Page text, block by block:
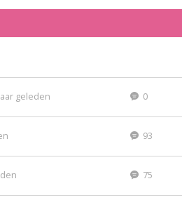
geleden 0
93
75